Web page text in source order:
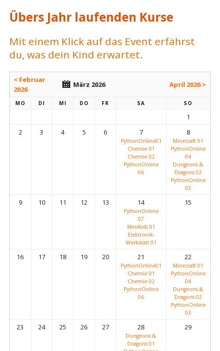
Übers Jahr laufenden Kurse
Mit einem Klick auf das Event erfährst
du, was dein Kind erwartet.
< Februar
2026
März 2026 April 2026 >
MO DI MI DO FR SA SO
1
2
3 4 5 6 7
PythonOnline01
Chemie 01
Chemie 02
PythonOnline
06
8
Minecraft 01
PythonOnline
04
Dungeons &
Dragons 02
PythonOnline
03
9 10 11 12 13 14
PythonOnline
07
MiniKids 01
Elektronik-
Werkstatt 01
15
16 17 18 19 20 21
PythonOnline01
Chemie 01
Chemie 02
PythonOnline
06
22
Minecraft 01
PythonOnline
04
Dungeons &
Dragons 02
PythonOnline
03
23 24 25 26 27 28
Dungeons &
Dragons 01
29